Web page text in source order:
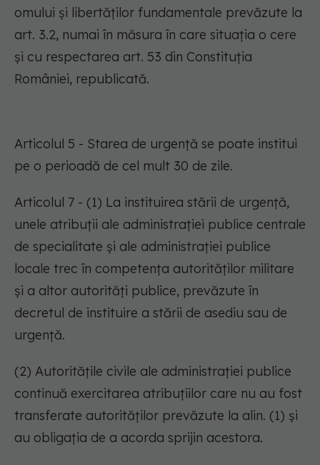
omului și libertăților fundamentale prevăzute la
art. 3.2, numai în măsura în care situația o cere
și cu respectarea art. 53 din Constituția
României, republicată.
Articolul 5 - Starea de urgență se poate institui
pe o perioadă de cel mult 30 de zile.
Articolul 7 - (1) La instituirea stării de urgență,
unele atribuții ale administrației publice centrale
de specialitate și ale administrației publice
locale trec în competența autorităților militare
și a altor autorități publice, prevăzute în
decretul de instituire a stării de asediu sau de
urgență.
(2) Autoritățile civile ale administrației publice
continuă exercitarea atribuțiilor care nu au fost
transferate autorităților prevăzute la alin. (1) și
au obligația de a acorda sprijin acestora.